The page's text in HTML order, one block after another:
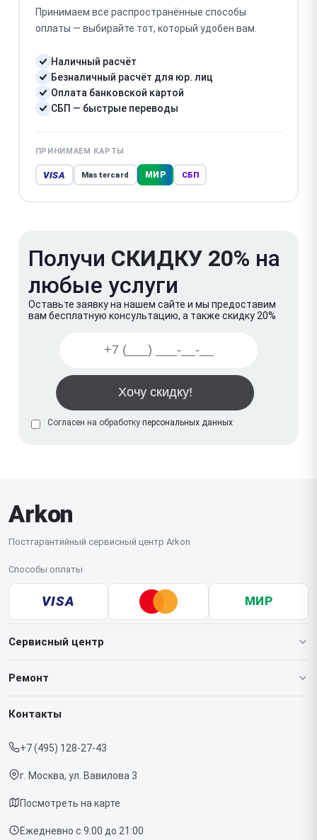
Принимаем все распространённые способы
оплаты — выбирайте тот, который удобен вам.
Наличный расчёт
Безналичный расчёт для юр. лиц
Оплата банковской картой
СБП — быстрые переводы
ПРИНИМАЕМ КАРТЫ
VISA Mastercard МИР СБП
Получи СКИДКУ 20% на
любые услуги
Оставьте заявку на нашем сайте и мы предоставим
вам бесплатную консультацию, а также скидку 20%
Согласен на обработку персональных данных
Arkon
Постгарантийный сервисный центр Arkon
Способы оплаты
VISA МИР
Сервисный центр
О нашем сервисе
Срочный ремонт
Доставка и способы оплаты
Диагностика
Ремонт
Тепловизионных монокуляров
Контакты
+7 (495) 128-27-43
г. Москва, ул. Вавилова 3
Посмотреть на карте
Ежедневно с 9:00 до 21:00